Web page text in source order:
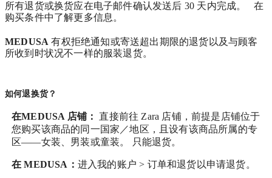
所有退货或换货应在电子邮件确认发送后 30 天内完成。 在
购买条件中了解更多信息。
MEDUSA有权拒绝通知或寄送超出期限的退货以及与顾客
所收到时状况不一样的服装退货。
如何退换货？
在MEDUSA 店铺：直接前往 Zara 店铺，前提是店铺位于
您购买该商品的同一国家／地区，且设有该商品所属的专
区——女装、男装或童装。 只能退货。
在MEDUSA ： 进入我的账户 > 订单和退货 以申请退货。